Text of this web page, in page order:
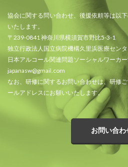
協会に関する問い合わせ、後援依頼等は以
いたします。
〒239-0841 神奈川県横須賀市野比5-3-1
独立行政法人国立病院機構久里浜医療セン
日本アルコール関連問題ソーシャルワーカ
japanasw@gmail.com
なお、研修に関するお問い合わせは、研修
ールアドレスにお願いいたします。
お問い合わ